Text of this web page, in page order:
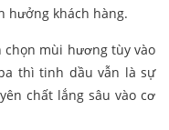
hưởng khách hàng.
mùi hương tùy vào
thì tinh dầu vẫn là sự
chất lắng sâu vào cơ